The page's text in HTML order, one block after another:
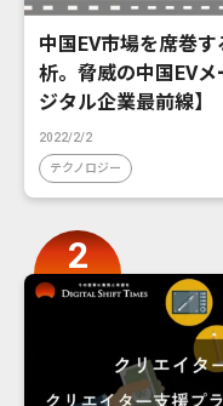
中国EV市場を席巻
析。脅威の中国EV
ジタル企業最前線】
2022/2/2
テクノロジー